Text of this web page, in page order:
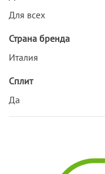
Для всех
Страна бренда
Италия
Сплит
Да